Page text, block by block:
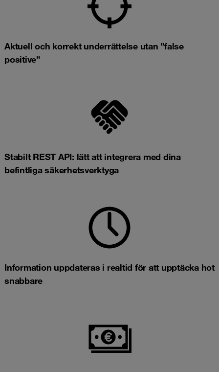
Aktuell och korrekt underrättelse utan ”false
positive”
Stabilt REST API: lätt att integrera med dina
befintliga säkerhetsverktyga
Information uppdateras i realtid för att upptäcka hot
snabbare